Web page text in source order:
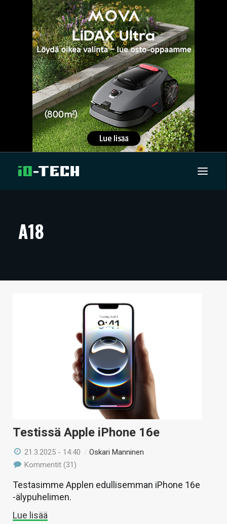
ARTIKKELIT
TECHBBS
A18
Testissä Apple iPhone 16e
21.3.2025 - 14:40 /Oskari Manninen
Kommentit (31)
Testasimme Applen edullisemman iPhone 16e
-älypuhelimen.
Lue lisää